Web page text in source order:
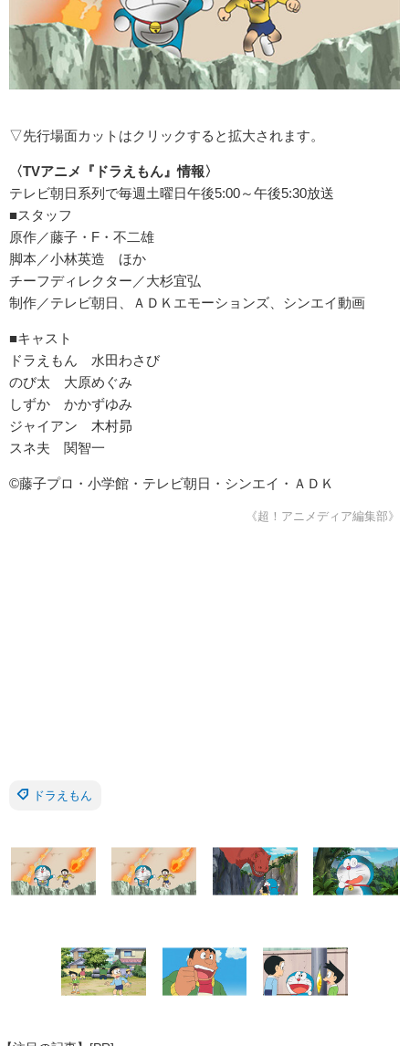
▽先行場面カットはクリックすると拡大されます。
〈TVアニメ『ドラえもん』情報〉
テレビ朝日系列で毎週土曜日午後5:00～午後5:30放送
■スタッフ
原作／藤子・F・不二雄
脚本／小林英造 ほか
チーフディレクター／大杉宜弘
制作／テレビ朝日、ＡＤＫエモーションズ、シンエイ動画
■キャスト
ドラえもん 水田わさび
のび太 大原めぐみ
しずか かかずゆみ
ジャイアン 木村昴
スネ夫 関智一
©藤子プロ・小学館・テレビ朝日・シンエイ・ＡＤＫ
《超！アニメディア編集部》
ドラえもん